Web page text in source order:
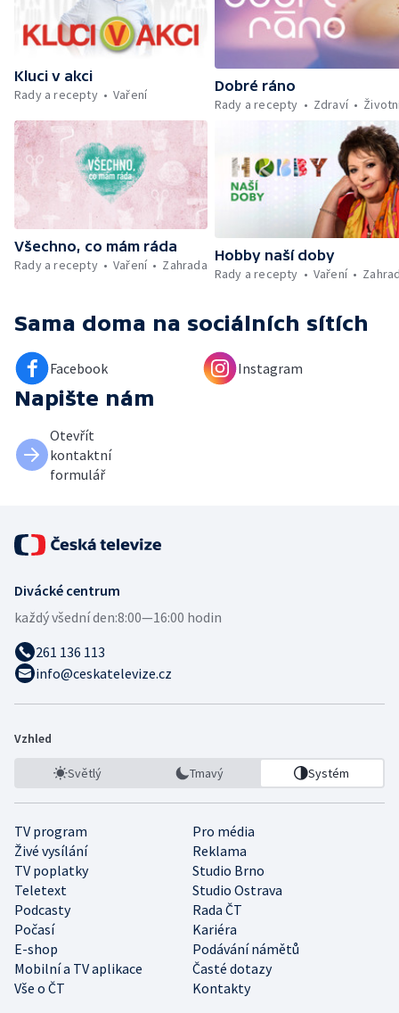
Kluci v akci
Rady a recepty
Vaření
Dobré ráno
Rady a recepty
Zdraví
Všechno, co mám ráda
Rady a recepty
Vaření Zahrada
Hobby naší doby
Rady a recepty
Vaření
Sama doma na sociálních sítích
Facebook Instagram
Napište nám
Otevřít
kontaktní
formulář
Divácké centrum
každý všední den:8:00—16:00 hodin
261 136 113
info@ceskatelevize.cz
Vzhled
Světlý Tmavý Systém
TV program
Pro média
Živé vysílání
Reklama
TV poplatky
Studio Brno
Teletext
Studio Ostrava
Podcasty
Rada ČT
Počasí
Kariéra
E-shop
Podávání námětů
Mobilní a TV aplikace
Časté dotazy
Vše o ČT
Kontakty